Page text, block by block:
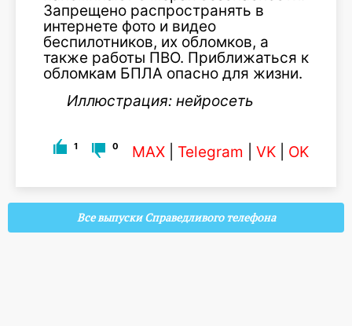
Запрещено распространять в
интернете фото и видео
беспилотников, их обломков, а
также работы ПВО. Приближаться к
обломкам БПЛА опасно для жизни.
Иллюстрация: нейросеть
1 0 MAX Telegram VK OK
Все выпуски Справедливого телефона